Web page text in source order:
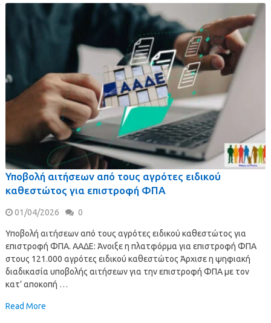
Υποβολή αιτήσεων από τους αγρότες ειδικού
καθεστώτος για επιστροφή ΦΠΑ
01/04/2026 0
Υποβολή αιτήσεων από τους αγρότες ειδικού καθεστώτος για
επιστροφή ΦΠΑ. ΑΑΔΕ: Άνοιξε η πλατφόρμα για επιστροφή ΦΠΑ
στους 121.000 αγρότες ειδικού καθεστώτος Άρχισε η ψηφιακή
διαδικασία υποβολής αιτήσεων για την επιστροφή ΦΠΑ με τον
κατ’ αποκοπή …
Read More